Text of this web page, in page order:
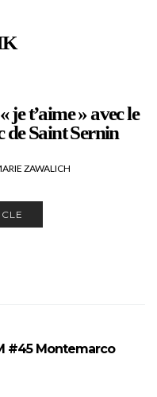
je t’aime » avec le
de Saint Sernin
ZAWALICH
#45 Montemarco